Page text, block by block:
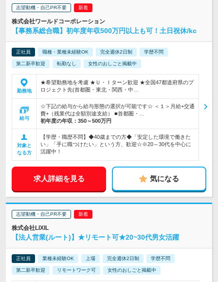
志望動機・自己PR不要
株式会社ワールドコーポレーション
【事務系総合職】初年度年収500万円以上も可！土日祝休/kc
正社員 職種・業種未経験OK 完全週休2日制 学歴不問
第二新卒歓迎 転勤なし 女性のおしごと掲載中
勤務地
★希望勤務地を考慮 ★Ｕ・Ｉターン歓迎 ★全国47都道府県のプ
ロジェクト先(首都圏・東北・関西・中…
給与
☆下記の給与から給与形態の選択が可能です☆ ＜１＞月給+交通
費+（残業代は全額別途支給） ■首都圏・…
初年度の年収： 350～500万円
対象と
なる方
【学歴・職歴不問】◆40歳までの方◆「安定した環境で働きた
い」「手に職つけたい」という方、歓迎☆※20～30代を中心に
活躍中！
求人詳細を見る 気になる
志望動機・自己PR不要
株式会社LIXIL
【法人営業(ルート)】★リモート可★20~30代男女活躍
正社員 業種未経験OK 上場 完全週休2日制 学歴不問
第二新卒歓迎 リモートワーク可 女性のおしごと掲載中